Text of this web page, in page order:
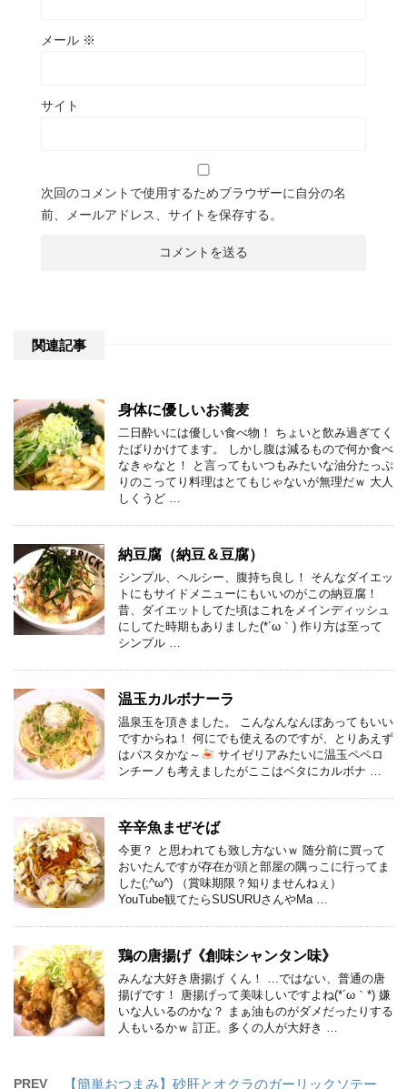
メール ※
サイト
次回のコメントで使用するためブラウザーに自分の名
前、メールアドレス、サイトを保存する。
関連記事
身体に優しいお蕎麦
二日酔いには優しい食べ物！ ちょいと飲み過ぎてく
たばりかけてます。 しかし腹は減るもので何か食べ
なきゃなと！ と言ってもいつもみたいな油分たっぷ
りのこってり料理はとてもじゃないが無理だｗ 大人
しくうど …
納豆腐（納豆＆豆腐）
シンプル、ヘルシー、腹持ち良し！ そんなダイエッ
トにもサイドメニューにもいいのがこの納豆腐！
昔、ダイエットしてた頃はこれをメインディッシュ
にしてた時期もありました(*´ω｀) 作り方は至って
シンプル …
温玉カルボナーラ
温泉玉を頂きました。 こんなんなんぼあってもいい
ですからね！ 何にでも使えるのですが、とりあえず
はパスタかな～
サイゼリアみたいに温玉ペペロ
ンチーノも考えましたがここはベタにカルボナ …
辛辛魚まぜそば
今更？ と思われても致し方ないｗ 随分前に買って
おいたんですが存在が頭と部屋の隅っこに行ってま
した(;^ω^) （賞味期限？知りませんねぇ）
YouTube観てたらSUSURUさんやMa …
鶏の唐揚げ《創味シャンタン味》
みんな大好き唐揚げ くん！ …ではない、普通の唐
揚げです！ 唐揚げって美味しいですよね(*´ω｀*) 嫌
いな人いるのかな？ まぁ油ものがダメだったりする
人もいるかｗ 訂正。多くの人が大好き …
PREV 【簡単おつまみ】砂肝とオクラのガーリックソテー